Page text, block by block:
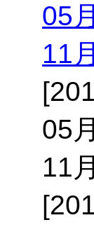
05月
11月
05月
11月